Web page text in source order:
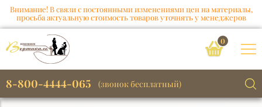
Внимание! В связи с постоянными изменениями цен на материалы,
просьба актуальную стоимость товаров уточнять у менеджеров
0
8-800-4444-065 (звонок бесплатный)